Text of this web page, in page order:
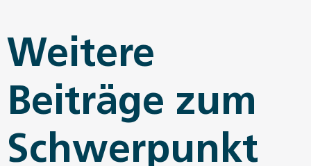
Weitere
Beiträge zum
Schwerpunkt